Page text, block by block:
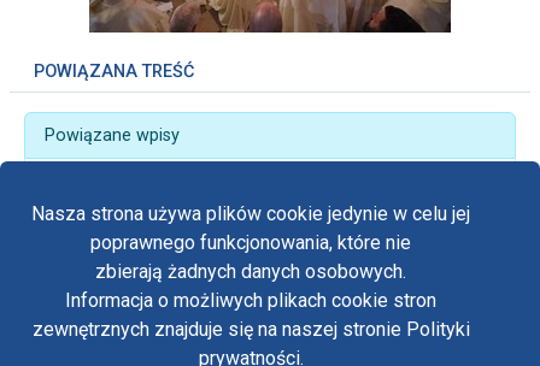
Nasza strona używa plików cookie jedynie w celu jej
poprawnego funkcjonowania, które nie
zbierają żadnych danych osobowych.
Informacja o możliwych plikach cookie stron
zewnętrznych znajduje się na naszej stronie Polityki
prywatności.
POWIĄZANA TREŚĆ
Powiązane wpisy
Męki Pańskiej na Jasnej Górze